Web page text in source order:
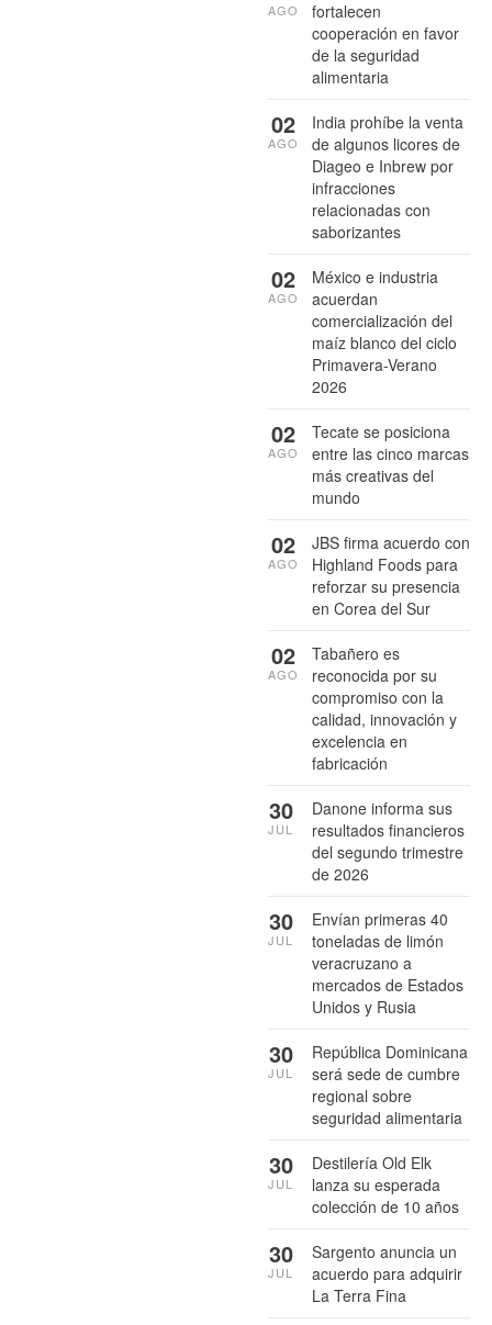
fortalecen
cooperación en favor
de la seguridad
alimentaria
AGO
India prohíbe la venta
de algunos licores de
Diageo e Inbrew por
infracciones
relacionadas con
saborizantes
02
AGO
México e industria
acuerdan
comercialización del
maíz blanco del ciclo
Primavera-Verano
2026
02
AGO
Tecate se posiciona
entre las cinco marcas
más creativas del
mundo
02
AGO
JBS firma acuerdo con
Highland Foods para
reforzar su presencia
en Corea del Sur
02
AGO
Tabañero es
reconocida por su
compromiso con la
calidad, innovación y
excelencia en
fabricación
02
AGO
Danone informa sus
resultados financieros
del segundo trimestre
de 2026
30
JUL
Envían primeras 40
toneladas de limón
veracruzano a
mercados de Estados
Unidos y Rusia
30
JUL
República Dominicana
será sede de cumbre
regional sobre
seguridad alimentaria
30
JUL
Destilería Old Elk
lanza su esperada
colección de 10 años
30
JUL
Sargento anuncia un
acuerdo para adquirir
La Terra Fina
30
JUL